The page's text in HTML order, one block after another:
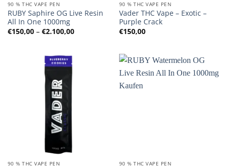
90 % THC VAPE PEN
RUBY Saphire OG Live Resin
All In One 1000mg
€150,00 – €2.100,00Preisspanne:
€150,00
90 % THC VAPE PEN
Vader THC Vape – Exotic –
Purple Crack
€150,00
90 % THC VAPE PEN 90 % THC VAPE PEN